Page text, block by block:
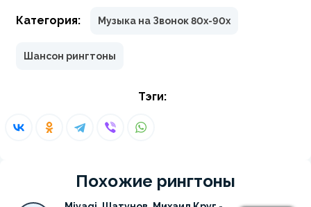
Категория: Музыка на Звонок 80х-90х
Шансон рингтоны
Тэги:
Похожие рингтоны